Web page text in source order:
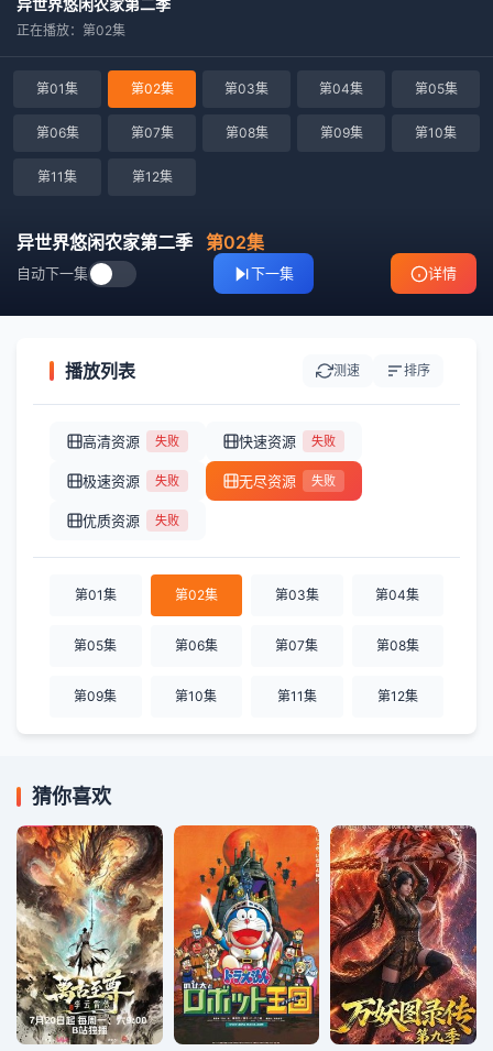
异世界悠闲农家第二季
正在播放：第02集
第01集 第02集 第03集 第04集 第05集
第06集 第07集 第08集 第09集 第10集
第11集 第12集
异世界悠闲农家第二季 第02集
自动下一集 下一集 详情
播放列表 测速 排序
高清资源 失败 快速资源 失败
极速资源 失败 无尽资源 失败
优质资源 失败
第01集 第02集 第03集 第04集
第05集 第06集 第07集 第08集
第09集 第10集 第11集 第12集
猜你喜欢